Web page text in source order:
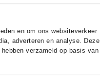
en om ons websiteverkeer
adverteren en analyse. Deze
verzameld op basis van